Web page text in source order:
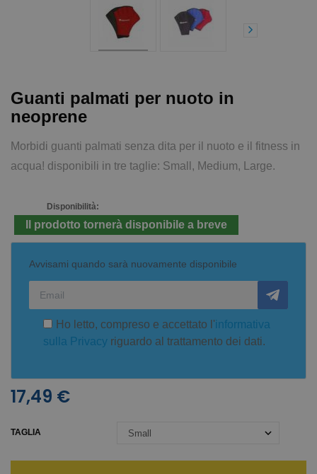
Guanti palmati per nuoto in
neoprene
Morbidi guanti palmati senza dita per il nuoto e il fitness in
acqua! disponibili in tre taglie: Small, Medium, Large.
Disponibilità:
Il prodotto tornerà disponibile a breve
Avvisami quando sarà nuovamente disponibile
Ho letto, compreso e accettato l'informativa
sulla Privacy riguardo al trattamento dei dati.
17,49 €
TAGLIA